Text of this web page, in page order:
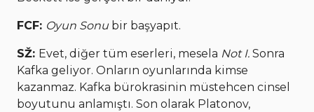
FCF: Oyun Sonu bir başyapıt.
SŽ: Evet, diğer tüm eserleri, mesela Not I. Sonra
Kafka geliyor. Onların oyunlarında kimse
kazanmaz. Kafka bürokrasinin müstehcen cinsel
boyutunu anlamıştı. Son olarak Platonov,